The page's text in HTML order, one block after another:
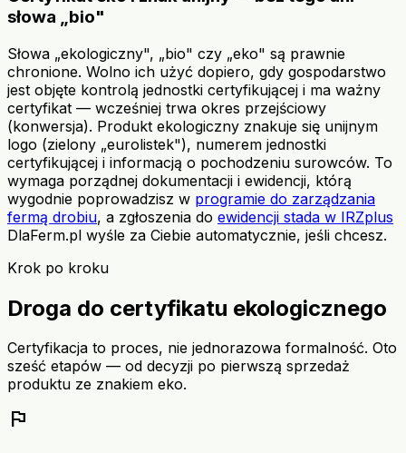
słowa „bio"
Słowa „ekologiczny", „bio" czy „eko" są prawnie
chronione. Wolno ich użyć dopiero, gdy gospodarstwo
jest objęte kontrolą jednostki certyfikującej i ma ważny
certyfikat — wcześniej trwa okres przejściowy
(konwersja). Produkt ekologiczny znakuje się unijnym
logo (zielony „eurolistek"), numerem jednostki
certyfikującej i informacją o pochodzeniu surowców. To
wymaga porządnej dokumentacji i ewidencji, którą
wygodnie poprowadzisz w programie do zarządzania
fermą drobiu, a zgłoszenia do ewidencji stada w IRZplus
DlaFerm.pl wyśle za Ciebie automatycznie, jeśli chcesz.
Krok po kroku
Droga do certyfikatu ekologicznego
Certyfikacja to proces, nie jednorazowa formalność. Oto
sześć etapów — od decyzji po pierwszą sprzedaż
produktu ze znakiem eko.
flag